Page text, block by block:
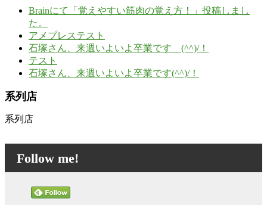
Brainにて「覚えやすい筋肉の覚え方！」投稿しまし
た。
アメプレステスト
石塚さん、来週いよいよ卒業です (^^)/！
テスト
石塚さん、来週いよいよ卒業です(^^)/！
系列店
系列店
Follow me!